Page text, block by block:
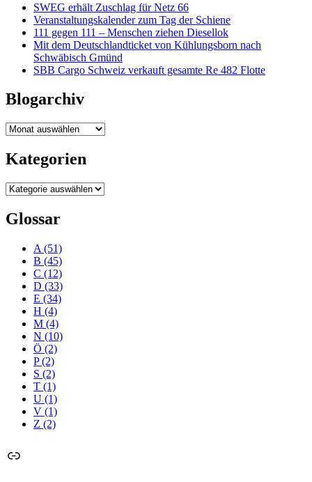
SWEG erhält Zuschlag für Netz 66
Veranstaltungskalender zum Tag der Schiene
111 gegen 111 – Menschen ziehen Diesellok
Mit dem Deutschlandticket von Kühlungsborn nach
Schwäbisch Gmünd
SBB Cargo Schweiz verkauft gesamte Re 482 Flotte
Blogarchiv
Blogarchiv
Kategorien
Kategorien
Glossar
A (51)
B (45)
C (12)
D (33)
E (34)
H (4)
M (4)
N (10)
Ö (2)
P(2)
S (2)
T (1)
U (1)
V (1)
Z (2)
Link